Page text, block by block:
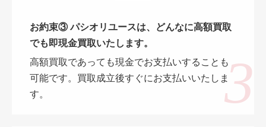
お約束③ パシオリユースは、どんなに高額買取
でも即現金買取いたします。
高額買取であっても現金でお支払いすることも
可能です。買取成立後すぐにお支払いいたしま
す。